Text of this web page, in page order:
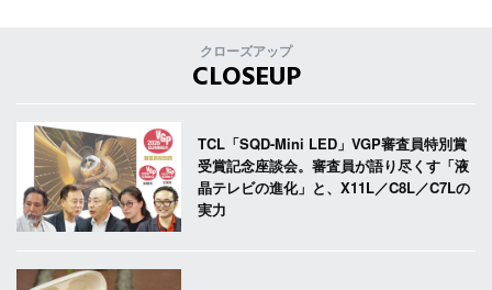
クローズアップ
CLOSEUP
TCL「SQD-Mini LED」VGP審査員特別賞
受賞記念座談会。審査員が語り尽くす「液
晶テレビの進化」と、X11L／C8L／C7Lの
実力